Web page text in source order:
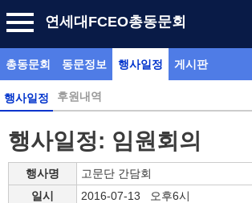
연세대FCEO총동문회
총동문회 동문정보 행사일정 게시판
행사일정 후원내역
행사일정: 임원회의
행사명
고문단 간담회
일시
2016-07-13 오후6시